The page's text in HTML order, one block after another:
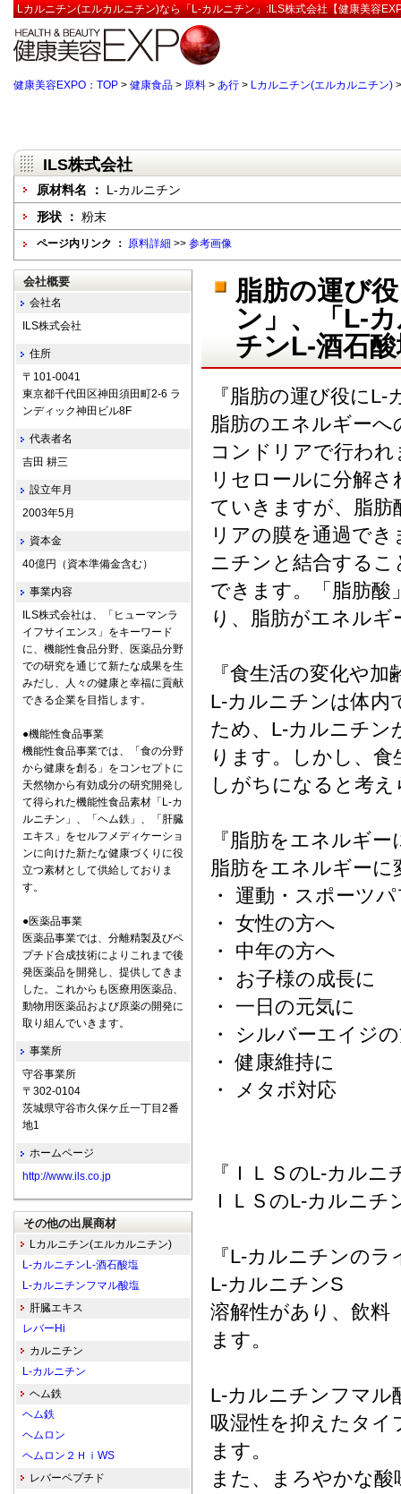
Lカルニチン(エルカルニチン)なら「L-カルニチン」:ILS株式会社【健康美容
健康美容EXPO：TOP > 健康食品 > 原料 > あ行 > Lカルニチン(エルカルニチン)
ILS株式会社
原材料名 ： L-カルニチン
形状 ： 粉末
ページ内リンク ： 原料詳細 >> 参考画像
脂肪の運び
ン」、「L-
チンL-酒石
『脂肪の運び役に
脂肪のエネルギー
コンドリアで行わ
リセロールに分解
ていきますが、脂
リアの膜を通過で
ニチンと結合する
できます。「脂肪酸
り、脂肪がエネル
『食生活の変化や
L-カルニチンは体内
ため、L-カルニチン
ります。しかし、
しがちになると考
『脂肪をエネルギー
脂肪をエネルギー
・ 運動・スポーツ
・ 女性の方へ
・ 中年の方へ
・ お子様の成長に
・ 一日の元気に
・ シルバーエイジ
・ 健康維持に
・ メタボ対応
『ＩＬＳのL-カルニ
ＩＬＳのL-カルニ
『L-カルニチンの
L-カルニチンS
溶解性があり、飲料
ます。
L-カルニチンフマル
吸湿性を抑えたタ
ます。
また、まろやかな
会社概要
会社名
ILS株式会社
住所
〒101-0041
東京都千代田区神田須田町2-6 ラ
ンディック神田ビル8F
代表者名
吉田 耕三
設立年月
2003年5月
資本金
40億円（資本準備金含む）
事業内容
ILS株式会社は、「ヒューマンラ
イフサイエンス」をキーワード
に、機能性食品分野、医薬品分野
での研究を通じて新たな成果を生
みだし、人々の健康と幸福に貢献
できる企業を目指します。
●機能性食品事業
機能性食品事業では、「食の分野
から健康を創る」をコンセプトに
天然物から有効成分の研究開発し
て得られた機能性食品素材「L-カ
ルニチン」、「ヘム鉄」、「肝臓
エキス」をセルフメディケーショ
ンに向けた新たな健康づくりに役
立つ素材として供給しておりま
す。
●医薬品事業
医薬品事業では、分離精製及びペ
プチド合成技術によりこれまで後
発医薬品を開発し、提供してきま
した。これからも医療用医薬品、
動物用医薬品および原薬の開発に
取り組んでいきます。
事業所
守谷事業所
〒302-0104
茨城県守谷市久保ケ丘一丁目2番
地1
ホームページ
http://www.ils.co.jp
その他の出展商材
Lカルニチン(エルカルニチン)
L-カルニチンL-酒石酸塩
L-カルニチンフマル酸塩
肝臓エキス
レバーHi
カルニチン
L-カルニチン
ヘム鉄
ヘム鉄
ヘムロン
ヘムロン２ＨｉWS
レバーペプチド